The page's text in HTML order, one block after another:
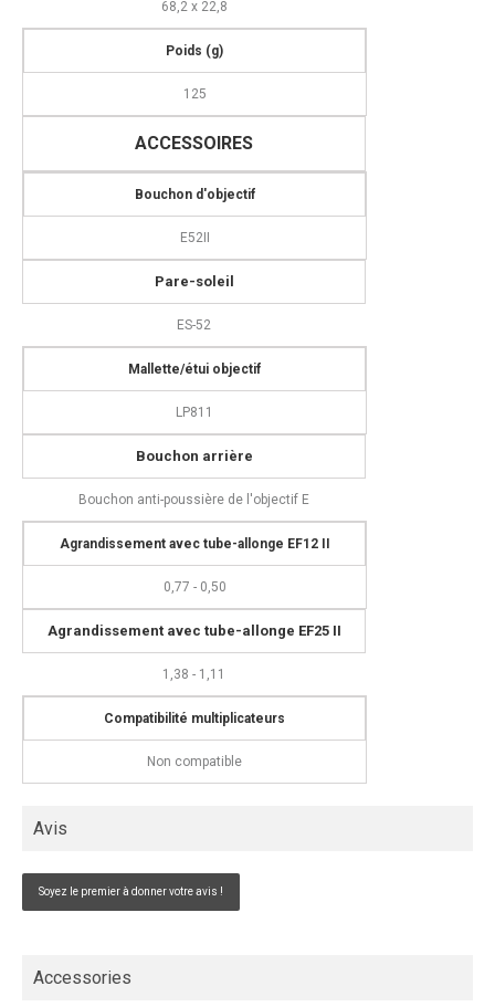
68,2 x 22,8
Poids (g)
125
ACCESSOIRES
Bouchon d'objectif
E52II
Pare-soleil
ES-52
Mallette/étui objectif
LP811
Bouchon arrière
Bouchon anti-poussière de l'objectif E
Agrandissement avec tube-allonge EF12 II
0,77 - 0,50
Agrandissement avec tube-allonge EF25 II
1,38 - 1,11
Compatibilité multiplicateurs
Non compatible
Avis
Soyez le premier à donner votre avis !
Accessories